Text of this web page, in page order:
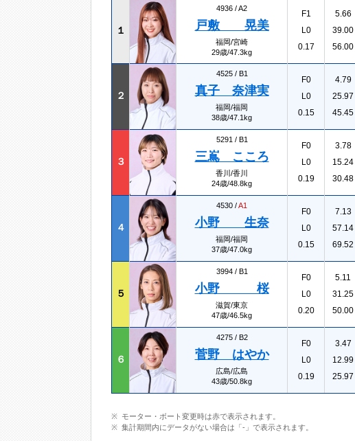
１
4936 /A2
戸敷 晃美
福岡/宮崎
29歳/47.3kg
F1
L0
0.17
5.66
39.00
56.00
２
4525 / B1
真子 奈津実
福岡/福岡
38歳/47.1kg
F0
L0
0.15
4.79
25.97
45.45
３
5291 / B1
三嶌 こころ
香川/香川
24歳/48.8kg
F0
L0
0.19
3.78
15.24
30.48
４
4530 /A1
小野 生奈
福岡/福岡
37歳/47.0kg
F0
L0
0.15
7.13
57.14
69.52
５
3994 / B1
小野 桜
滋賀/東京
47歳/46.5kg
F0
L0
0.20
5.11
31.25
50.00
６
4275 / B2
菅野 はやか
広島/広島
43歳/50.8kg
F0
L0
0.19
3.47
12.99
25.97
モーター・ボート変更時は赤で表示されます。
集計期間内にデータがない場合は「-」で表示されます。